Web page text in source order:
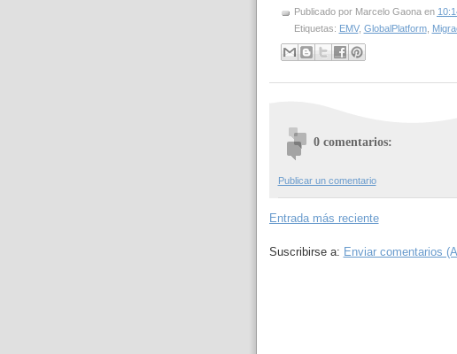
Publicado por Marcelo Gaona en
Etiquetas: EMV, GlobalPlatform,
0 comentarios:
Publicar un comentario
Entrada más reciente
Suscribirse a: Enviar comentarios